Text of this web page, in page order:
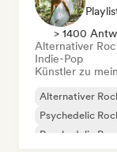
> 1400
Alternativer
Indie-Pop
Künstler zu
Alternativer
Psychedelic
Psychedelic Pop